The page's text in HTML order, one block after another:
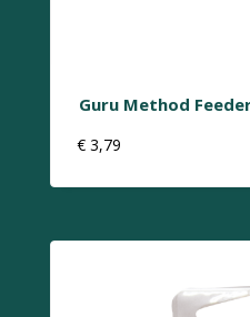
Guru Method
€ 3,79